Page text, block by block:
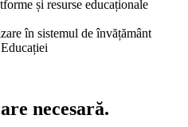
și resurse educaționale
în sistemul de învățământ
necesară.